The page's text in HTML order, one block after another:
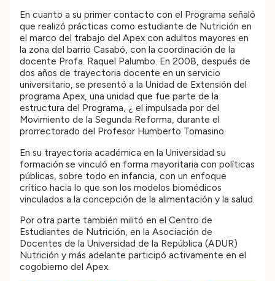
En cuanto a su primer contacto con el Programa señaló
que realizó prácticas como estudiante de Nutrición en
el marco del trabajo del Apex con adultos mayores en
la zona del barrio Casabó, con la coordinación de la
docente Profa. Raquel Palumbo. En 2008, después de
dos años de trayectoria docente en un servicio
universitario, se presentó a la Unidad de Extensión del
programa Apex, una unidad que fue parte de la
estructura del Programa, ¿ el impulsada por del
Movimiento de la Segunda Reforma, durante el
prorrectorado del Profesor Humberto Tomasino.
En su trayectoria académica en la Universidad su
formación se vinculó en forma mayoritaria con políticas
públicas, sobre todo en infancia, con un enfoque
crítico hacia lo que son los modelos biomédicos
vinculados a la concepción de la alimentación y la salud.
Por otra parte también militó en el Centro de
Estudiantes de Nutrición, en la Asociación de
Docentes de la Universidad de la República (ADUR)
Nutrición y más adelante participó activamente en el
cogobierno del Apex.